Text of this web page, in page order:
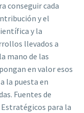
conseguir cada
y el
y la
llevados a
mano de las
en valor esos
la puesta en
Fuentes de
para la